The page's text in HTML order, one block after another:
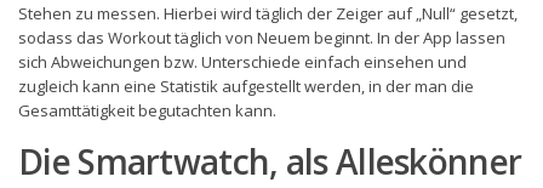
Stehen zu messen. Hierbei wird täglich der Zeiger auf „Null“ gesetzt,
sodass das Workout täglich von Neuem beginnt. In der App lassen
sich Abweichungen bzw. Unterschiede einfach einsehen und
zugleich kann eine Statistik aufgestellt werden, in der man die
Gesamttätigkeit begutachten kann.
Die Smartwatch, als Alleskönner